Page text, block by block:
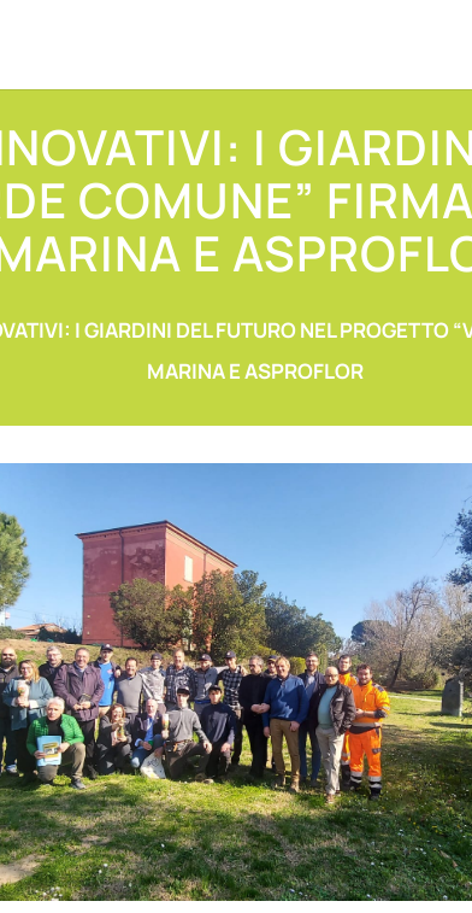
I
COMUNE”
E
I GIARDINI DEL FUTURO NEL PROGETTO
MARINA E ASPROFLOR